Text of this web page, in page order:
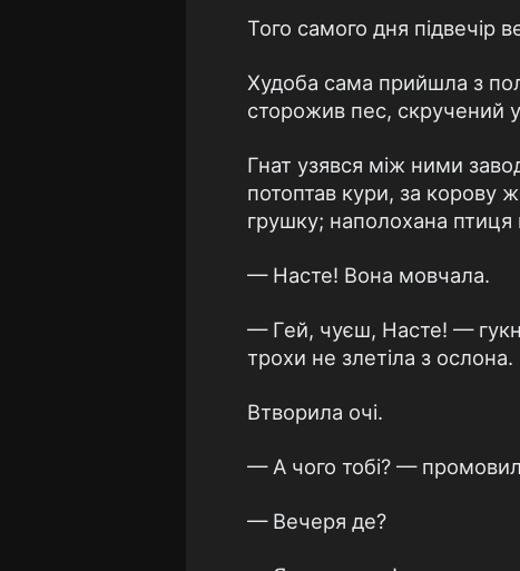
Того самого дня підвечір
Худоба сама прийшла з
сторожив пес, скручений
Гнат узявся між ними
потоптав кури, за корову
грушку; наполохана птиця
— Насте! Вона мовчала.
— Гей, чуєш, Насте! —
трохи не злетіла з ослона.
Втворила очі.
— А чого тобі? —
— Вечеря де?